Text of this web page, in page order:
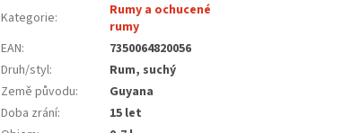
Kategorie:
Rumy a ochucené
rumy
EAN:
7350064820056
Druh/styl:
Rum, suchý
Země původu:
Guyana
Doba zrání:
15 let